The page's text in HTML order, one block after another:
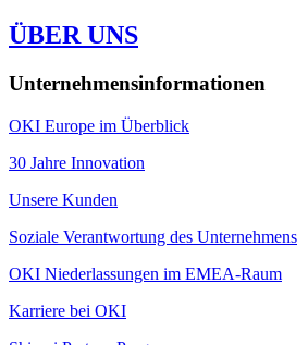
ÜBER UNS
Unternehmensinformationen
OKI Europe im Überblick
30 Jahre Innovation
Unsere Kunden
Soziale Verantwortung des Unternehmens
OKI Niederlassungen im EMEA-Raum
Karriere bei OKI